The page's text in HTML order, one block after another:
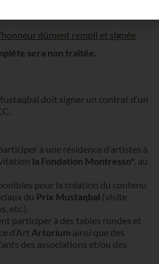
dûment rempli et signée
sera non traitée.
doit signer un contrat d’un
à une résidence d’artistes à
la Fondation Montresso*, au
pour la création du contenu
du Prix Mustaqbal (visite
etc.).
participer à des tables rondes et
d’Art Artorium ainsi que des
des associations et/ou des